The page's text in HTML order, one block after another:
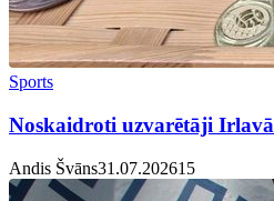
Sports
Noskaidroti uzvarētāji Irlavā
Andis Švāns31.07.20261 5